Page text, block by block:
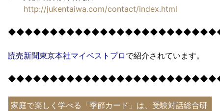
http://jukentaiwa.com/contact/index.html
読売新聞東京本社マイベストプロ で紹介されています。
家庭で楽しく学べる「季節カード」は、受験対話総合研